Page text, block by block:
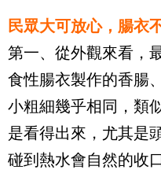
民眾大可放心，腸衣
第一、從外觀來看，
食性腸衣製作的香腸
小粗細幾乎相同，類
是看得出來，尤其是
碰到熱水會自然的收